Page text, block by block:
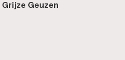
Geuzen